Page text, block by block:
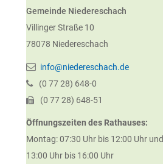
Gemeinde Niedereschach
Villinger Straße 10
78078 Niedereschach
info@niedereschach.de
(0 7728) 648-0
(0 7728) 648-51
Öffnungszeiten des Rathauses:
Montag: 07:30 Uhr bis 12:00 Uhr und
13:00 Uhr bis 16:00 Uhr